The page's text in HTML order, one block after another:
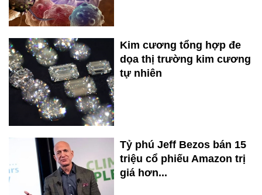
Kim cương tổng hợp đe
dọa thị trường kim cương
tự nhiên
Tỷ phú Jeff Bezos bán 15
triệu cổ phiếu Amazon trị
giá hơn...